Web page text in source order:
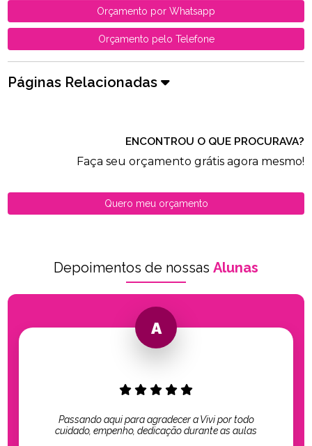
Orçamento por Whatsapp
Orçamento pelo Telefone
Páginas Relacionadas
ENCONTROU O QUE PROCURAVA?
Faça seu orçamento grátis agora mesmo!
Quero meu orçamento
Depoimentos de nossas Alunas
Passando aqui para agradecer a Vivi por todo
cuidado, empenho, dedicação durante as aulas